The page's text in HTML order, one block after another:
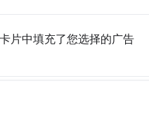
片中填充了您选择的广告